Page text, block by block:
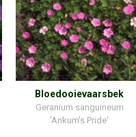
Bloedooievaarsbek
Geranium sanguineum
'Ankum's Pride'